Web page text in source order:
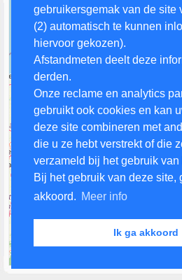
gebruikersgemak van de site
(2) automatisch te kunnen
hiervoor gekozen).
Afstandmeten deelt deze
derden.
Onze reclame en analytics
gebruikt ook cookies en kan
deze site combineren met
die u ze hebt verstrekt of die
verzameld bij het gebruik van
Bij het gebruik van deze site,
akkoord. Meer info
Ik ga akkoord